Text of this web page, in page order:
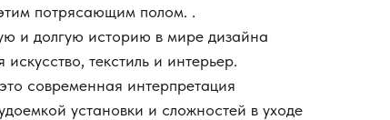
потрясающим полом. .
и долгую историю в мире дизайна
текстиль и интерьер.
современная интерпретация
установки и сложностей в уходе